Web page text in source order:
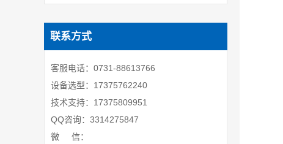
联系方式
客服电话：0731-88613766
设备选型：17375762240
技术支持：17375809951
QQ咨询：3314275847
微 信：